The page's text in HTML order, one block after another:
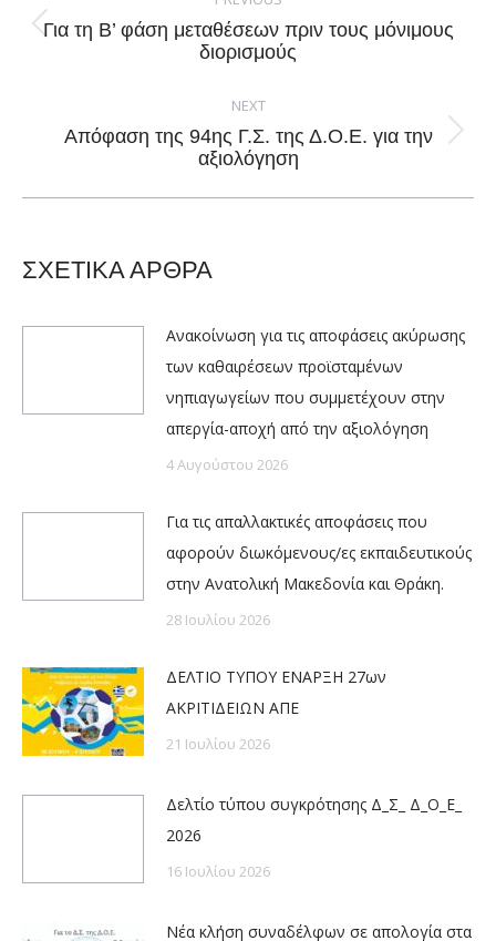
Previous
post:
Για τη Β’ φάση μεταθέσεων πριν τους μόνιμους
διορισμούς
NEXT
Next
post:
Απόφαση της 94ης Γ.Σ. της Δ.Ο.Ε. για την
αξιολόγηση
ΣΧΕΤΙΚΑ ΑΡΘΡΑ
Ανακοίνωση για τις αποφάσεις ακύρωσης
των καθαιρέσεων προϊσταμένων
νηπιαγωγείων που συμμετέχουν στην
απεργία-αποχή από την αξιολόγηση
4 Αυγούστου 2026
Για τις απαλλακτικές αποφάσεις που
αφορούν διωκόμενους/ες εκπαιδευτικούς
στην Ανατολική Μακεδονία και Θράκη.
28 Ιουλίου 2026
ΔΕΛΤΙΟ ΤΥΠΟΥ ΕΝΑΡΞΗ 27ων
ΑΚΡΙΤΙΔΕΙΩΝ ΑΠΕ
21 Ιουλίου 2026
Δελτίο τύπου συγκρότησης Δ_Σ_ Δ_Ο_Ε_
2026
16 Ιουλίου 2026
Νέα κλήση συναδέλφων σε απολογία στα